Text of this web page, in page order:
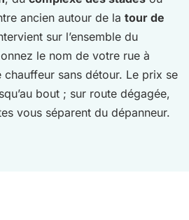
ancien autour de la tour de
sur l’ensemble du
le nom de votre rue à
chauffeur sans détour. Le prix se
bout ; sur route dégagée,
vous séparent du dépanneur.